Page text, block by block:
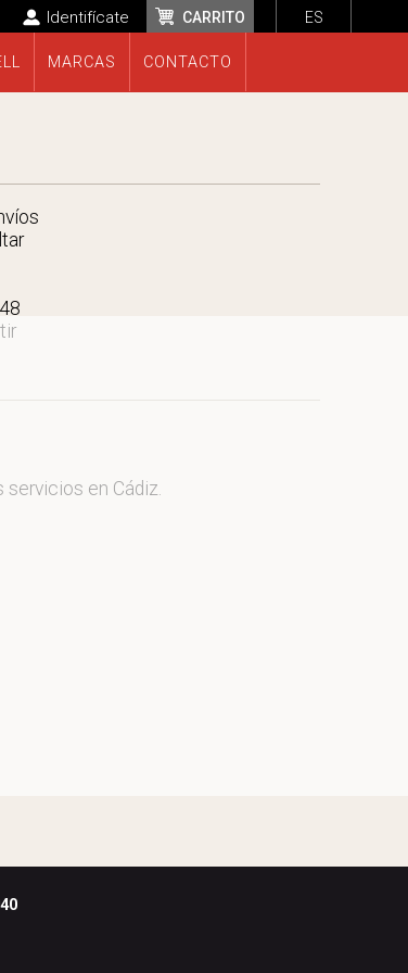
ES
CARRITO
Identifícate
MARCAS CONTACTO
en Cádiz.